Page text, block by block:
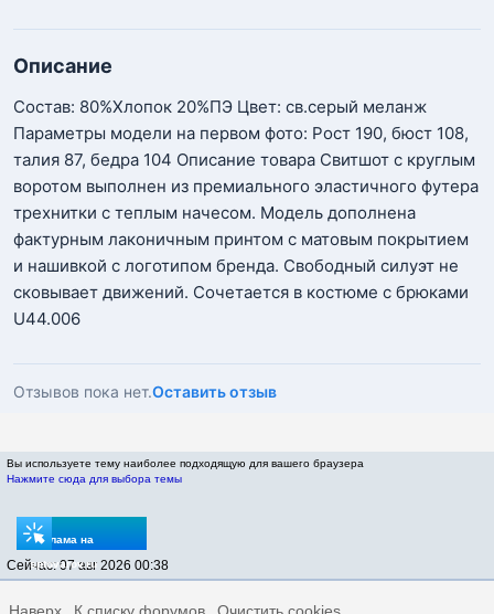
Описание
Состав: 80%Хлопок 20%ПЭ Цвет: св.серый меланж
Параметры модели на первом фото: Рост 190, бюст 108,
талия 87, бедра 104 Описание товара Свитшот с круглым
воротом выполнен из премиального эластичного футера
трехнитки с теплым начесом. Модель дополнена
фактурным лаконичным принтом с матовым покрытием
и нашивкой с логотипом бренда. Свободный силуэт не
сковывает движений. Сочетается в костюме с брюками
U44.006
Отзывов пока нет.Оставить отзыв
Вы используете тему наиболее подходящую для вашего браузера
Нажмите сюда для выбора темы
Реклама на
sptovarov.ru
Сейчас: 07 авг 2026 00:38